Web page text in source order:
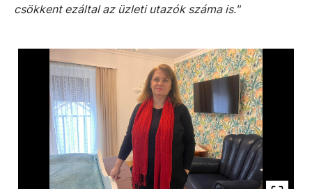
csökkent ezáltal az üzleti utazók száma is."